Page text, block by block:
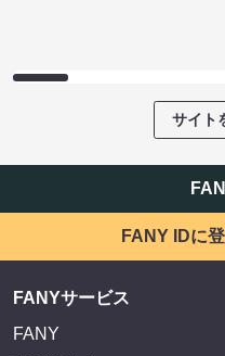
サイト
FANY IDに
FANYサービス
FANY